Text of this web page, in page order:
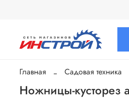
Главная Садовая техника
Ножницы-кусторез